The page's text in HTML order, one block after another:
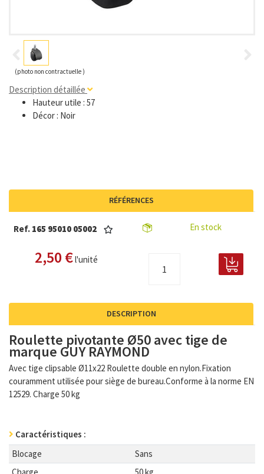
Description détaillée
Hauteur utile : 57
Décor : Noir
(photo non contractuelle )
RÉFÉRENCES
Ref. 165 95010 05002 En stock
2,50 €l'unité
DESCRIPTION
Roulette pivotante Ø50 avec tige de
marque GUY RAYMOND
Avec tige clipsable Ø11x22 Roulette double en nylon.Fixation
couramment utilisée pour siège de bureau.Conforme à la norme EN
12529. Charge 50 kg
Caractéristiques :
Blocage
Sans